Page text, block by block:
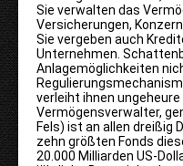
Sie verwalten das
Versicherungen,
Sie vergeben auch
Unternehmen.
Anlagemöglichkeiten
verleiht ihnen
Vermögensverwalter,
Fels) ist an allen dreißig
zehn größten Fonds
20.000 Milliarden US-